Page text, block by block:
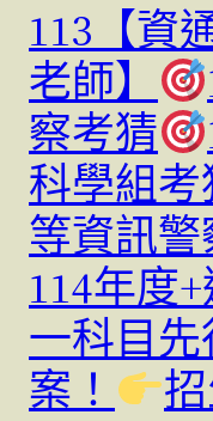
113【資
老師】
察考猜
科學組考
等資訊
114年度
一科目
案！